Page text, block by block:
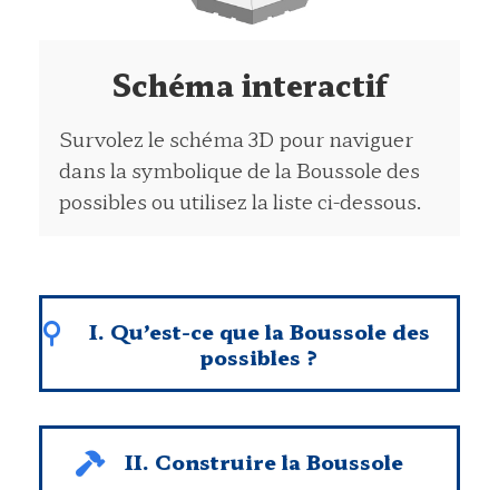
Schéma interactif
Survolez le schéma 3D pour naviguer
dans la symbolique de la Boussole des
possibles ou utilisez la liste ci-dessous.
I. Qu’est-ce que la Boussole des
possibles ?
II. Construire la Boussole